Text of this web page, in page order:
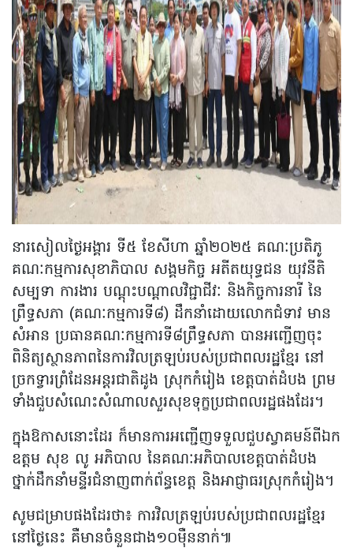
នារសៀលថ្ងៃអង្គារ ទី៥ ខែសីហា ឆ្នាំ២០២៥ គណៈប្រតិភូ
គណៈកម្មការសុខាភិបាល សង្គមកិច្ច អតីតយុទ្ធជន យុវនីតិ
សម្បទា ការងារ បណ្តុះបណ្តាលវិជ្ជាជីវៈ និងកិច្ចការនារី នៃ
ព្រឹទ្ធសភា (គណៈកម្មការទី៨) ដឹកនាំដោយលោកជំទាវ មាន
សំអាន ប្រធានគណៈកម្មការទី៨ព្រឹទ្ធសភា បានអញ្ជើញចុះ
ពិនិត្យស្ថានភាពនៃការវិលត្រឡប់របស់ប្រជាពលរដ្ឋខ្មែរ នៅ
ច្រកទ្វារព្រំដែនអន្តរជាតិដូង ស្រុកកំរៀង ខេត្តបាត់ដំបង ព្រម
ទាំងជួបសំណេះសំណាលសួរសុខទុក្ខប្រជាពលរដ្ឋផងដែរ។
ក្នុងឱកាសនោះដែរ ក៏មានការអញ្ជើញទទួលជួបស្វាគមន៍ពីឯក
ឧត្តម សុខ លូ អភិបាល នៃគណៈអភិបាលខេត្តបាត់ដំបង
ថ្នាក់ដឹកនាំមន្ទីរជំនាញពាក់ព័ន្ធខេត្ត និងអាជ្ញាធរស្រុកកំរៀង។
សូមជម្រាបផងដែរថា៖ ការវិលត្រឡប់របស់ប្រជាពលរដ្ឋខ្មែរ
នៅថ្ងៃនេះ គឺមានចំនួនជាង១០ម៉ឺននាក់៕